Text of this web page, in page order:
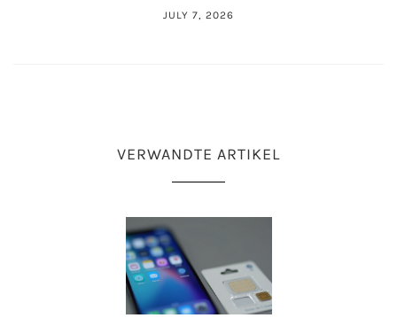
JULY 7, 2026
VERWANDTE ARTIKEL